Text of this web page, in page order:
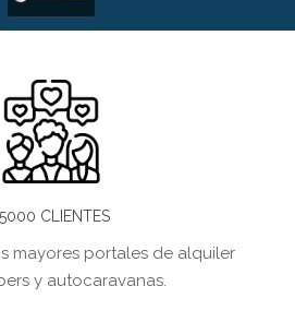
CLIENTES
mayores portales de alquiler
y autocaravanas.